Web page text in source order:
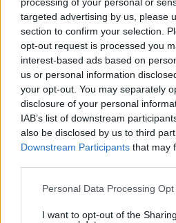
targeted advertising by us, please
section to confirm your selection.
opt-out request is processed you
interest-based ads based on
us or personal information
your opt-out. You may separately
disclosure of your personal
IAB’s list of downstream
also be disclosed by us to third
Downstream Participants that may
Please note that this website/app
not limited to your visit or usage
Personal Data Processing
I want to opt-out of the
ΤοΥπουργείο Υγείας έχει
τελευταίο διάστημα, μια
πρωτοβουλία για την
Πρόκειται για την
υγείας παιδιού και
https://
κεντρικό σύνθημα τη λέξη
Υπουργείο εστιάζει σε
εξοικείωση με την
της ενοχής, του ταμπού